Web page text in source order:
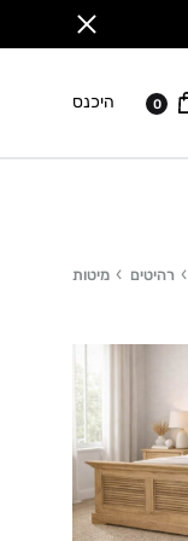
עגלה
0 היכנס
רהיטים מיטות